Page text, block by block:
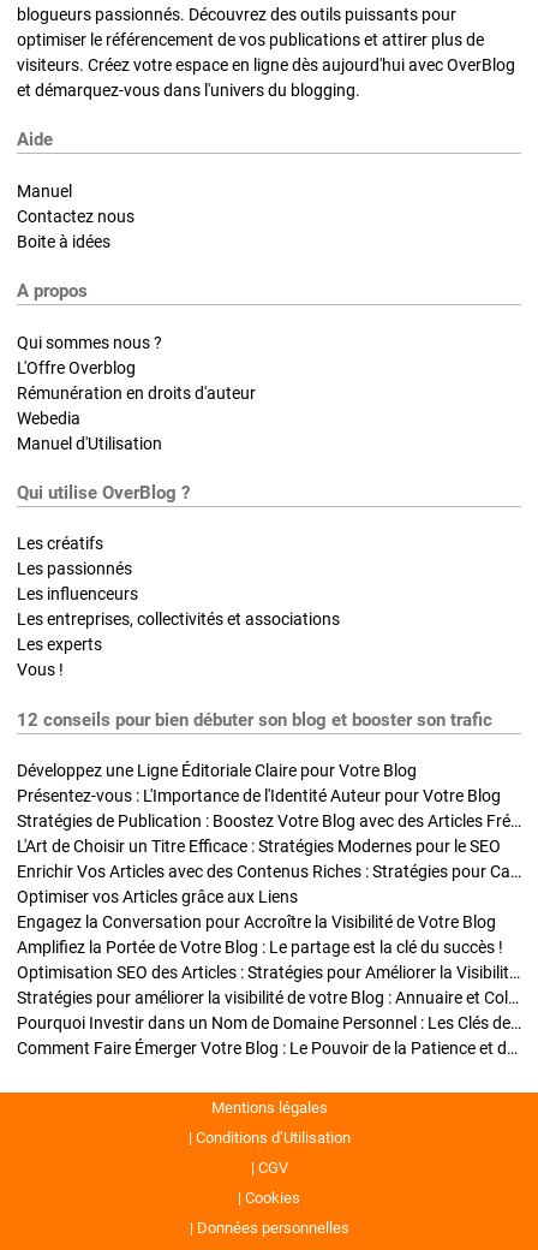
blogueurs passionnés. Découvrez des outils puissants pour
optimiser le référencement de vos publications et attirer plus de
visiteurs. Créez votre espace en ligne dès aujourd'hui avec OverBlog
et démarquez-vous dans l'univers du blogging.
Aide
Manuel
Contactez nous
Boite à idées
A propos
Qui sommes nous ?
L'Offre Overblog
Rémunération en droits d'auteur
Webedia
Manuel d'Utilisation
Qui utilise OverBlog ?
Les créatifs
Les passionnés
Les influenceurs
Les entreprises, collectivités et associations
Les experts
Vous !
12 conseils pour bien débuter son blog et booster son trafic
Développez une Ligne Éditoriale Claire pour Votre Blog
Présentez-vous : L'Importance de l'Identité Auteur pour Votre Blog
Stratégies de Publication : Boostez Votre Blog avec des Articles Fréquents et Exclusifs
L'Art de Choisir un Titre Efficace : Stratégies Modernes pour le SEO
Enrichir Vos Articles avec des Contenus Riches : Stratégies pour Captiver et Optimiser
Optimiser vos Articles grâce aux Liens
Engagez la Conversation pour Accroître la Visibilité de Votre Blog
Amplifiez la Portée de Votre Blog : Le partage est la clé du succès !
Optimisation SEO des Articles : Stratégies pour Améliorer la Visibilité de Votre Blog
Stratégies pour améliorer la visibilité de votre Blog : Annuaire et Collaborations
Pourquoi Investir dans un Nom de Domaine Personnel : Les Clés de la Réussite de Votre Blog
Comment Faire Émerger Votre Blog : Le Pouvoir de la Patience et de la Persévérance
Mentions légales
Conditions d’Utilisation
CGV
Cookies
Données personnelles